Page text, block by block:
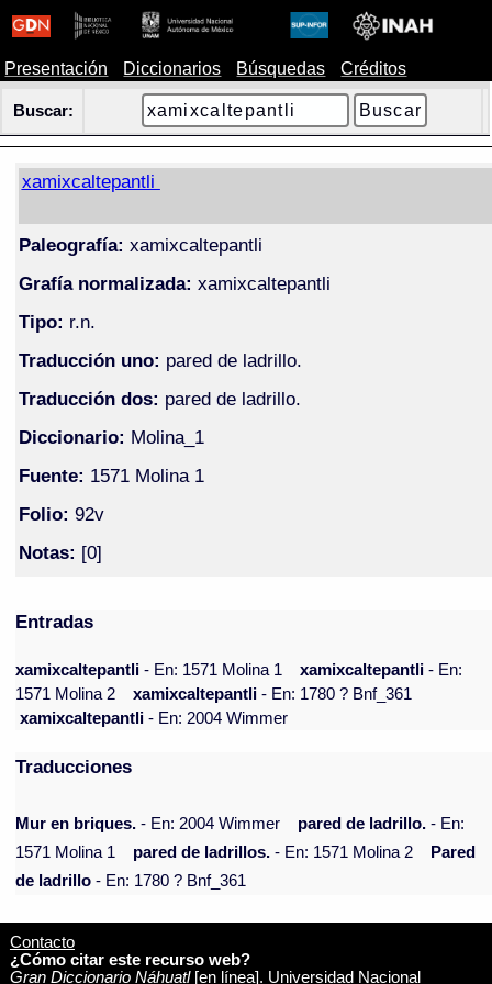
Presentación Diccionarios Búsquedas Créditos
Buscar:
xamixcaltepantli
Paleografía: xamixcaltepantli
Grafía normalizada: xamixcaltepantli
Tipo: r.n.
Traducción uno: pared de ladrillo.
Traducción dos: pared de ladrillo.
Diccionario: Molina_1
Fuente: 1571 Molina 1
Folio: 92v
Notas: [0]
Entradas
xamixcaltepantli- En: 1571 Molina 1 xamixcaltepantli- En:
1571 Molina 2
xamixcaltepantli- En: 1780 ? Bnf_361
xamixcaltepantli- En: 2004 Wimmer
Traducciones
Mur en briques. - En: 2004 Wimmer pared de ladrillo. - En:
1571 Molina 1
pared de ladrillos. - En: 1571 Molina 2
Pared
de ladrillo - En: 1780 ? Bnf_361
Contacto
¿Cómo citar este recurso web?
Gran Diccionario Náhuatl[en línea]. Universidad Nacional